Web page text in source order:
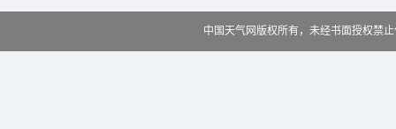
中国天气网版权所有，未经书面授权